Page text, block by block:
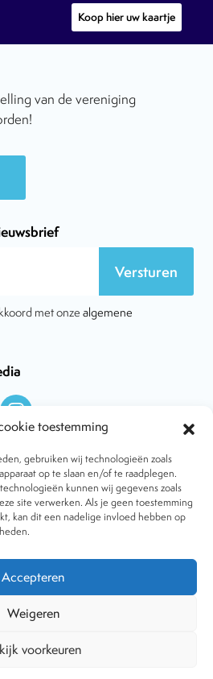
toestemming
gebruiken wij technologieën zoals
op te slaan en/of te raadplegen.
kunnen wij gegevens zoals
site verwerken. Als je geen toestemming
kan dit een nadelige invloed hebben op
Accepteren
Weigeren
voorkeuren
Koop hier uw kaartje
van de vereniging
Versturen
met onze algemene
tegen de Kwakzalverij. Alle